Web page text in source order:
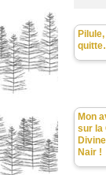
Mon
sur la
Nair !